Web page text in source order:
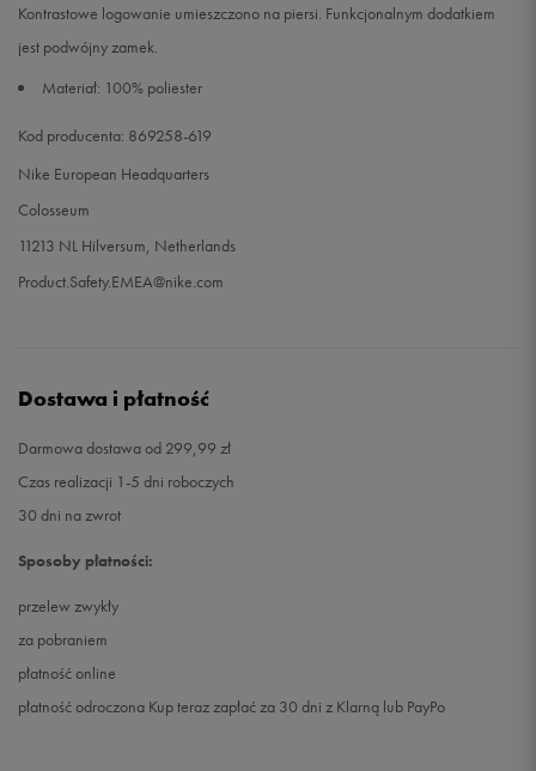
Kontrastowe logowanie umieszczono na piersi. Funkcjonalnym dodatkiem
jest podwójny zamek.
Materiał: 100% poliester
Kod producenta: 869258-619
Nike European Headquarters
Colosseum
11213 NL Hilversum, Netherlands
Product.Safety.EMEA@nike.com
Dostawa i płatność
Darmowa dostawa od 299,99 zł
Czas realizacji 1-5 dni roboczych
30 dni na zwrot
Sposoby płatności:
przelew zwykły
za pobraniem
płatność online
płatność odroczona Kup teraz zapłać za 30 dni z Klarną lub PayPo